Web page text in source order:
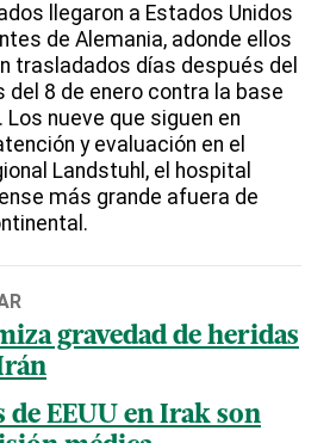
llegaron a Estados Unidos
de Alemania, adonde ellos
trasladados días después del
8 de enero contra la base
Los nueve que siguen en
y evaluación en el
Landstuhl, el hospital
más grande afuera de
gravedad de heridas
de EEUU en Irak son